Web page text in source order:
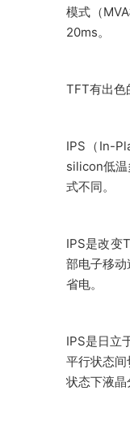
模式（
20ms。
TFT有出色
IPS（In-
silicon低温
式不同。
IPS是改变
部电子移
省电。
IPS是日立
平行状态
状态下液晶